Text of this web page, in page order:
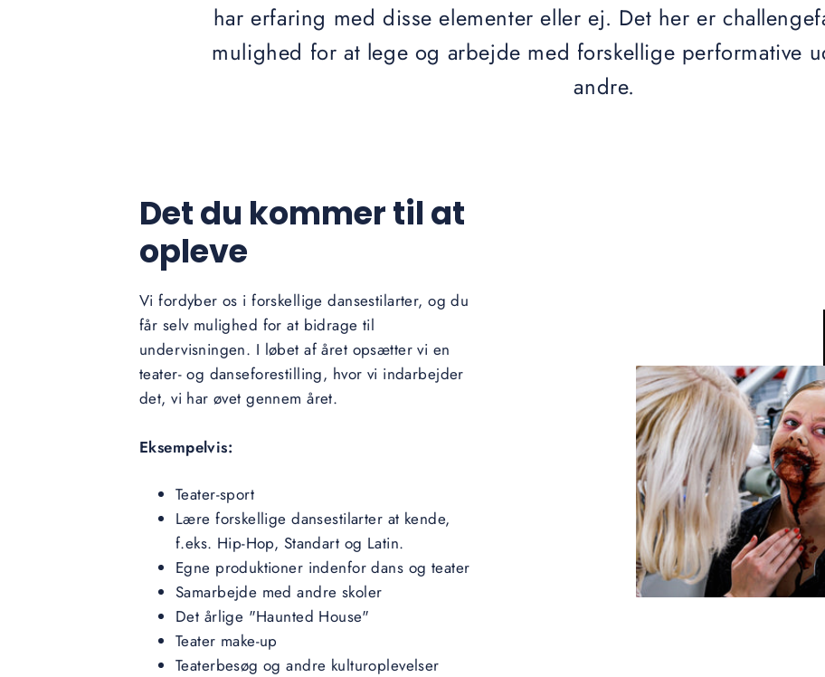
har erfaring med disse elementer eller ej. Det her er
mulighed for at lege og arbejde med forskellige performative
andre.
Det du kommer til at
opleve
Vi fordyber os i forskellige dansestilarter, og du
får selv mulighed for at bidrage til
undervisningen. I løbet af året opsætter vi en
teater- og danseforestilling, hvor vi indarbejder
det, vi har øvet gennem året.
Eksempelvis:
Teater-sport
Lære forskellige dansestilarter at kende,
f.eks. Hip-Hop, Standart og Latin.
Egne produktioner indenfor dans og teater
Samarbejde med andre skoler
Det årlige "Haunted House"
Teater make-up
Teaterbesøg og andre kulturoplevelser